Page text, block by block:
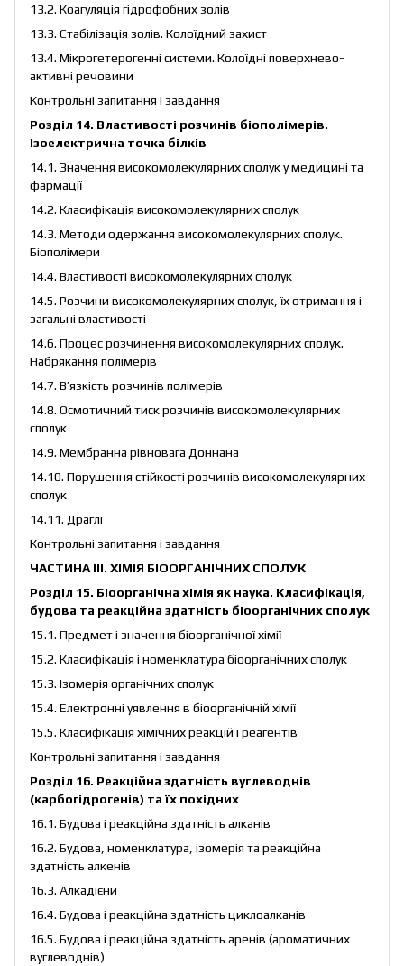
13.2. Коагуляція гідрофобних золів
13.3. Стабілізація золів. Колоїдний захист
13.4. Мікрогетерогенні системи. Колоїдні поверхнево-
активні речовини
Контрольні запитання і завдання
Розділ 14. Властивості розчинів біополімерів.
Ізоелектрична точка білків
14.1. Значення високомолекулярних сполук у медицині та
фармації
14.2. Класифікація високомолекулярних сполук
14.3. Методи одержання високомолекулярних сполук.
Біополімери
14.4. Властивості високомолекулярних сполук
14.5. Розчини високомолекулярних сполук, їх отримання і
загальні властивості
14.6. Процес розчинення високомолекулярних сполук.
Набрякання полімерів
14.7. В’язкість розчинів полімерів
14.8. Осмотичний тиск розчинів високомолекулярних
сполук
14.9. Мембранна рівновага Доннана
14.10. Порушення стійкості розчинів високомолекулярних
сполук
14.11. Драглі
Контрольні запитання і завдання
ЧАСТИНА ІІІ. ХІМІЯ БІООРГАНІЧНИХ СПОЛУК
Розділ 15. Біоорганічна хімія як наука. Класифікація,
будова та реакційна здатність біоорганічних сполук
15.1. Предмет і значення біоорганічної хімії
15.2. Класифікація і номенклатура біоорганічних сполук
15.3. Ізомерія органічних сполук
15.4. Електронні уявлення в біоорганічній хімії
15.5. Класифікація хімічних реакцій і реагентів
Контрольні запитання і завдання
Розділ 16. Реакційна здатність вуглеводнів
(карбогідрогенів) та їх похідних
16.1. Будова і реакційна здатність алканів
16.2. Будова, номенклатура, ізомерія та реакційна
здатність алкенів
16.3. Алкадієни
16.4. Будова і реакційна здатність циклоалканів
16.5. Будова і реакційна здатність аренів (ароматичних
вуглеводнів)